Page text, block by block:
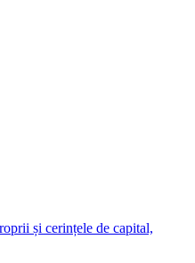
și cerințele de capital,